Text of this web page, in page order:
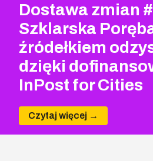
Dostawa zmian
Szklarska
źródełkiem
dzięki
InPost for Cities
Czytaj więcej →